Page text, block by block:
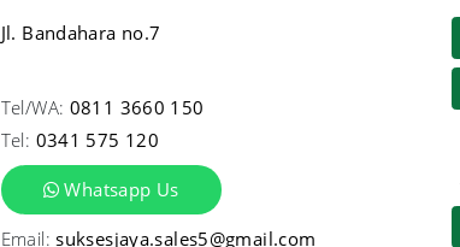
Jl. Bandahara no.7
Tel/WA: 0811 3660 150
Tel: 0341 575 120
Whatsapp Us
Email: suksesjaya.sales5@gmail.com